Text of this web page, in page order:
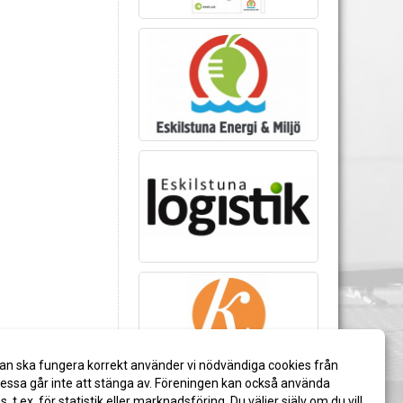
ska fungera korrekt använder vi nödvändiga cookies från
går inte att stänga av. Föreningen kan också använda